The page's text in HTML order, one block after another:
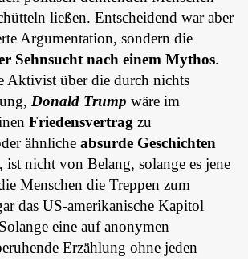
ließen. Entscheidend war aber
Argumentation, sondern die
Sehnsucht nach einem Mythos.
Aktivist über die durch nichts
Donald Trump wäre im
Friedensvertrag zu
ähnliche absurde Geschichten
ist nicht von Belang, solange es jene
Menschen die Treppen zum
das US-amerikanische Kapitol
eine auf anonymen
Erzählung ohne jeden